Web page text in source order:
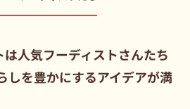
人気フーディストさんたち
しを豊かにするアイデアが満